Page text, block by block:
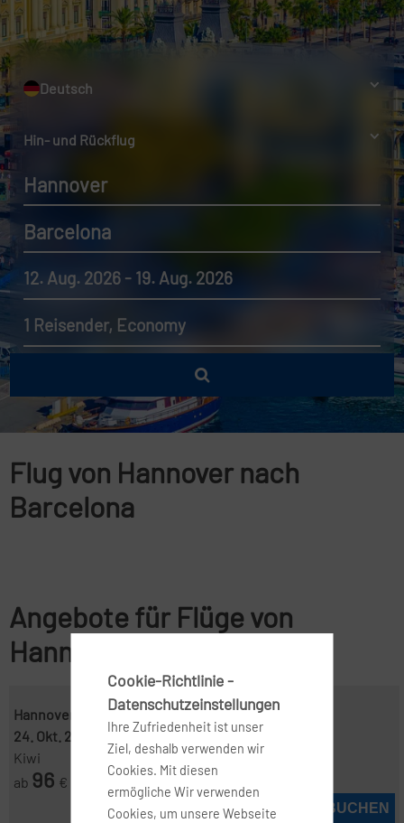
Deutsch
Hin- und Rückflug
Hannover
Barcelona
12. Aug. 2026 - 19. Aug. 2026
1 Reisender, Economy
Flug von Hannover nach
Barcelona
Angebote für Flüge von
Hannover nach Barcelona
Hannover ( HAJ )-Barcelona ( BCN )
24. Okt. 2026
12. Nov. 2026
Kiwi
ab 96 €
JETZT BUCHEN
Cookie-Richtlinie -
Datenschutzeinstellungen
Ihre Zufriedenheit ist unser
Ziel, deshalb verwenden wir
Cookies. Mit diesen
ermögliche Wir verwenden
Cookies, um unsere Webseite